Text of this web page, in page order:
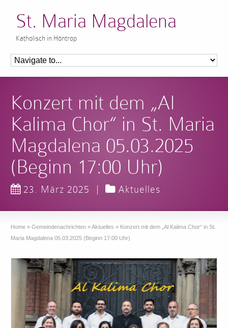
St. Maria Magdalena
Katholisch in Höntrop
Konzert mit dem „Al
Kalima Chor“ in St. Maria
Magdalena 05.03.2025
(Beginn 17:00 Uhr)
23. März 2025 | Aktuelles
Home » Gemeindenachrichten »Aktuelles » Konzert mit dem „Al Kalima Chor“ in St.
Maria Magdalena 05.03.2025 (Beginn 17:00 Uhr)